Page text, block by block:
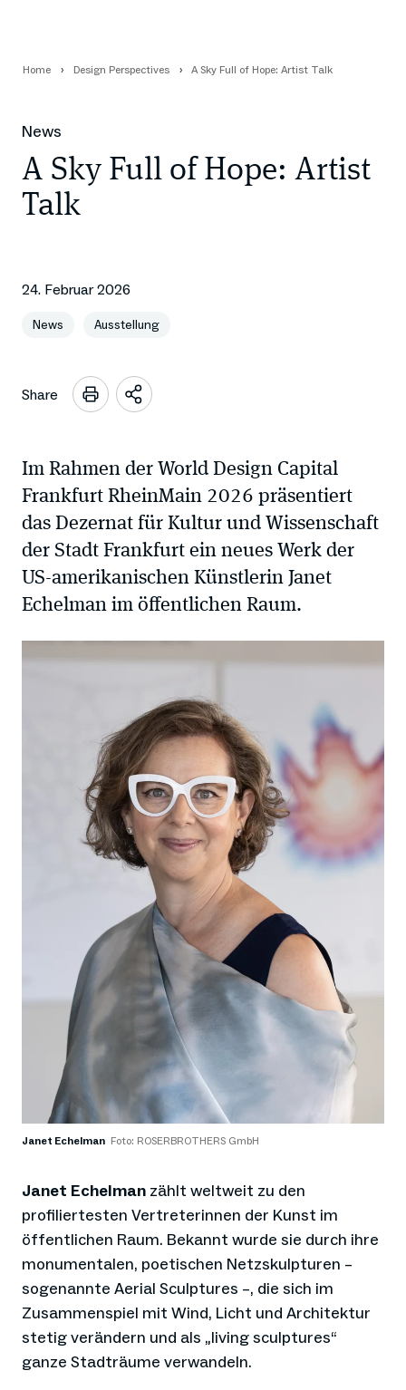
Home Design Perspectives A Sky Full of Hope: Artist Talk
News
A Sky Full of Hope: Artist
Talk
24. Februar 2026
News Ausstellung
Share
Sharing
Im Rahmen der World Design Capital
Frankfurt RheinMain 2026 präsentiert
das Dezernat für Kultur und Wissenschaft
der Stadt Frankfurt ein neues Werk der
US-amerikanischen Künstlerin Janet
Echelman im öffentlichen Raum.
Janet Echelman Foto: ROSERBROTHERS GmbH
Janet Echelman zählt weltweit zu den
profiliertesten Vertreterinnen der Kunst im
öffentlichen Raum. Bekannt wurde sie durch ihre
monumentalen, poetischen Netzskulpturen –
sogenannte Aerial Sculptures –, die sich im
Zusammenspiel mit Wind, Licht und Architektur
stetig verändern und als „living sculptures“
ganze Stadträume verwandeln.